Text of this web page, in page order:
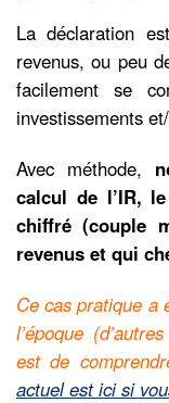
La déclaration
revenus, ou peu
facilement se
investissements
Avec méthode,
calcul de l’IR,
chiffré (couple
revenus et qui
Ce cas pratique a
l’époque
est de
actuel est ici si